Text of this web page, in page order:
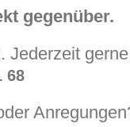
gegenüber.
Jederzeit
68